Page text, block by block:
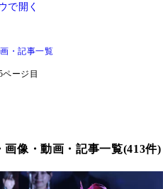
で開く
・記事一覧
ページ目
画像・動画・記事一覧(413件)